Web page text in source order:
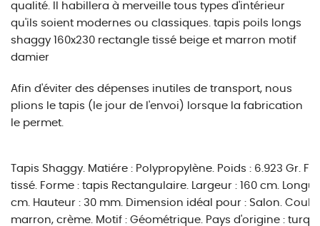
qualité. Il habillera à merveille tous types d'intérieur
qu'ils soient modernes ou classiques. tapis poils longs
shaggy 160x230 rectangle tissé beige et marron motif
damier
Afin d'éviter des dépenses inutiles de transport, nous
plions le tapis (le jour de l'envoi) lorsque la fabrication
le permet.
Tapis Shaggy. Matiére : Polypropylène. Poids : 6.923 Gr.
tissé. Forme : tapis Rectangulaire. Largeur : 160 cm.
cm. Hauteur : 30 mm. Dimension idéal pour : Salon.
marron, crème. Motif : Géométrique. Pays d'origine :